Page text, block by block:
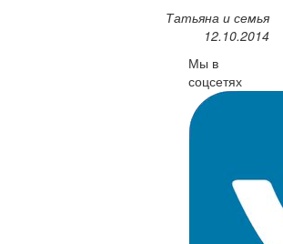
Татьяна и семья
12.10.2014
Мы в
соцсетях